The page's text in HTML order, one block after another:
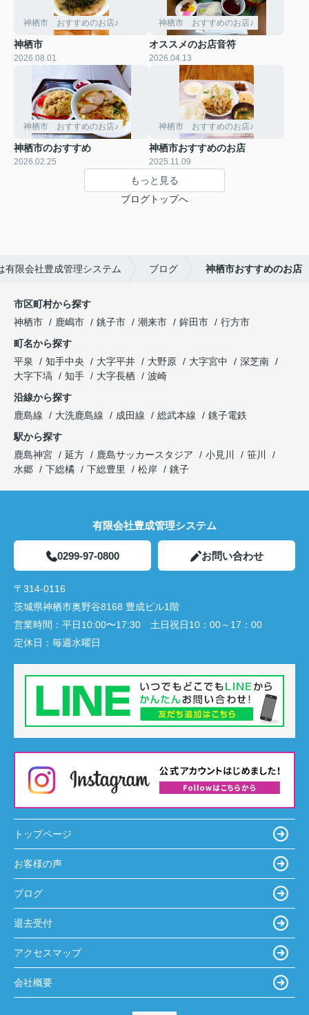
神栖市 おすすめのお店♪
神栖市
2026.08.01
神栖市 おすすめのお店♪
オススメのお店音符
2026.04.13
神栖市 おすすめのお店♪
神栖市のおすすめ
2026.02.25
神栖市 おすすめのお店♪
神栖市おすすめのお店
2025.11.09
もっと見る
ブログトップへ
有限会社豊成管理システム ブログ 神栖市おすすめのお店
市区町村から探す
神栖市
鹿嶋市 銚子市 潮来市 鉾田市
行方市
町名から探す
平泉
知手中央 大字平井 大野原 大字宮中
深芝南
大字下塙
知手 大字長栖
波崎
沿線から探す
鹿島線
大洗鹿島線 成田線 総武本線
銚子電鉄
駅から探す
鹿島神宮
延方 鹿島サッカースタジア 小見川
笹川
水郷
下総橘 下総豊里 松岸 銚子
有限会社豊成管理システム
0299-97-0800 お問い合わせ
〒314-0116
茨城県神栖市奥野谷8168 豊成ビル1階
営業時間： 平日10:00〜17:30 土日祝日10：00～17：00
定休日： 毎週水曜日
トップページ
お客様の声
ブログ
退去受付
アクセスマップ
会社概要